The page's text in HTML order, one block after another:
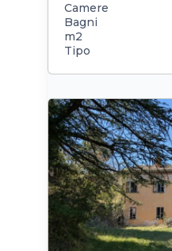
Camere
Bagni
m2
Tipo